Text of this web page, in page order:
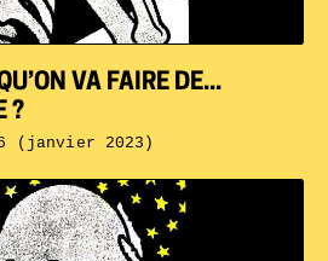
VA FAIRE DE...
?
(janvier 2023)